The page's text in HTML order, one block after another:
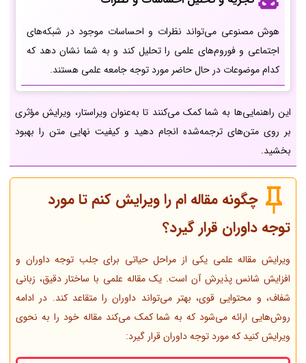
هوش مصنوعی می‌تواند نظرات و احساسات موجود در شبکه‌های
اجتماعی و فوروم‌های علمی را تحلیل کند و به شما نشان دهد که
کدام موضوعات در حال حاضر مورد توجه جامعه علمی هستند.
این راهنمایی‌ها به شما کمک می‌کنند تا به‌عنوان ویراستار، ویرایش مؤثری
بر روی متن‌های ترجمه‌شده انجام دهید و کیفیت نهایی متن را بهبود
بخشید.
چگونه مقاله ام را ویرایش کنم تا مورد
توجه داوران قرار گیرد؟
ویرایش مقاله علمی یکی از مراحل حیاتی برای جلب توجه داوران و
افزایش شانس پذیرش آن است. یک مقاله علمی با ساختار دقیق، زبانی
شفاف، و محتوایی قوی، بهتر می‌تواند داوران را متقاعد کند. در ادامه
روش‌هایی ارائه می‌شود که به شما کمک می‌کند مقاله خود را به نحوی
ویرایش کنید که مورد توجه داوران قرار گیرد: